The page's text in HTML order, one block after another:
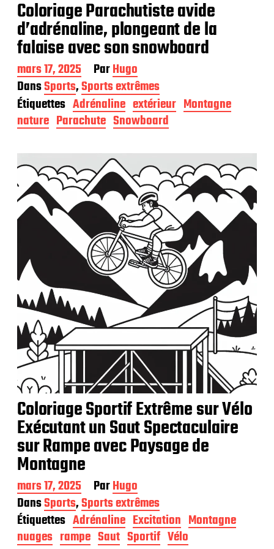
Coloriage Parachutiste avide
d’adrénaline, plongeant de la
falaise avec son snowboard
D
a
t
e
d
e
u
b
l
i
c
a
mars 17, 2025 ParHugo
DansSports,Sports extrêmes
Étiquettes Adrénaline extérieur Montagne
nature Parachute Snowboard
Coloriage Sportif Extrême sur Vélo
Exécutant un Saut Spectaculaire
sur Rampe avec Paysage de
Montagne
D
a
t
e
d
mars 17, 2025 ParHugo
DansSports,Sports extrêmes
Étiquettes Adrénaline Excitation Montagne
nuages rampe Saut Sportif Vélo